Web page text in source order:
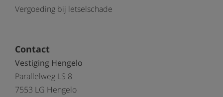
Vergoeding bij letselschade
Contact
Vestiging Hengelo
Parallelweg LS 8
7553 LG Hengelo